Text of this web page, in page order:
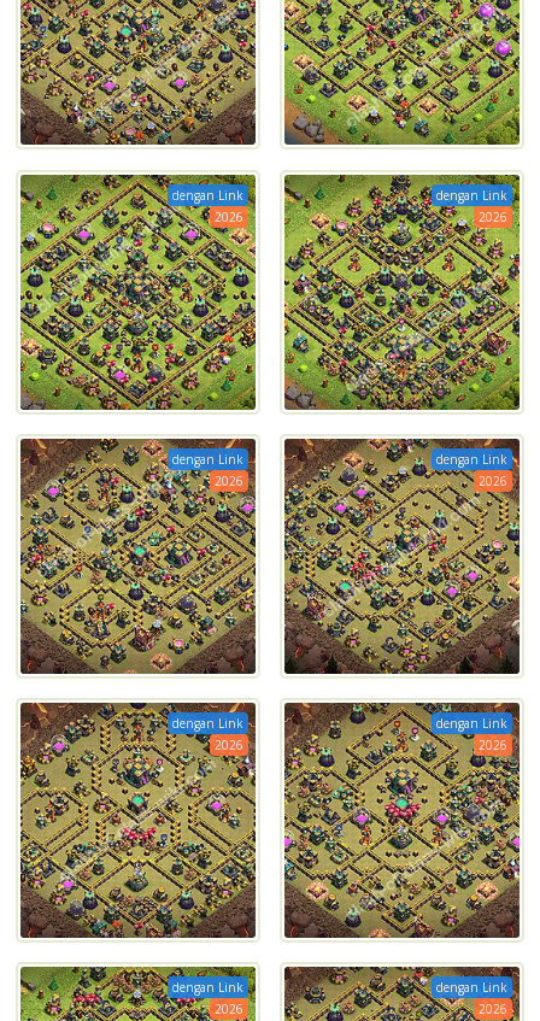
dengan Link
2026
dengan Link
2026
dengan Link
2026
dengan Link
2026
dengan Link
2026
dengan Link
2026
dengan Link
2026
dengan Link
2026